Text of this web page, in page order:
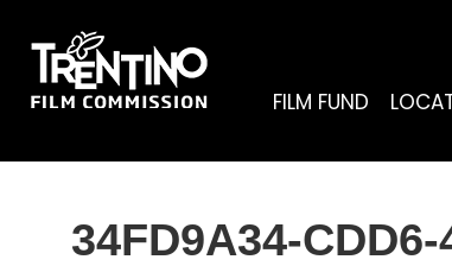
FILM FUND
34FD9A34-